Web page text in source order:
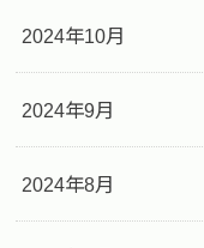
2024年10月
2024年9月
2024年8月